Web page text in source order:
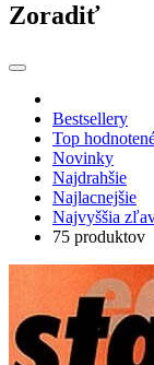
Zoradiť
Bestsellery
Top
Novinky
Najdrahšie
Najlacnejšie
Najvyššia
75 produktov